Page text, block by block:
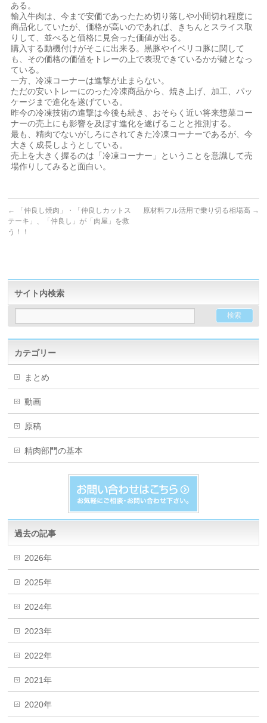
ある。
輸入牛肉は、今まで安価であったため切り落しや小間切れ程度に
商品化していたが、価格が高いのであれば、きちんとスライス取
りして、並べると価格に見合った価値が出る。
購入する動機付けがそこに出来る。黒豚やイベリコ豚に関して
も、その価格の価値をトレーの上で表現できているかが鍵となっ
ている。
一方、冷凍コーナーは進撃が止まらない。
ただの安いトレーにのった冷凍商品から、焼き上げ、加工、パッ
ケージまで進化を遂げている。
昨今の冷凍技術の進撃は今後も続き、おそらく近い将来惣菜コー
ナーの売上にも影響を及ぼす進化を遂げることと推測する。
最も、精肉でないがしろにされてきた冷凍コーナーであるが、今
大きく成長しようとしている。
売上を大きく握るのは「冷凍コーナー」ということを意識して売
場作りしてみると面白い。
←
「仲良し焼肉」・「仲良しカットス
テーキ」、「仲良し」が「肉屋」を救
う！！
原材料フル活用で乗り切る相場高 →
サイト内検索
カテゴリー
まとめ
動画
原稿
精肉部門の基本
過去の記事
2026年
2025年
2024年
2023年
2022年
2021年
2020年